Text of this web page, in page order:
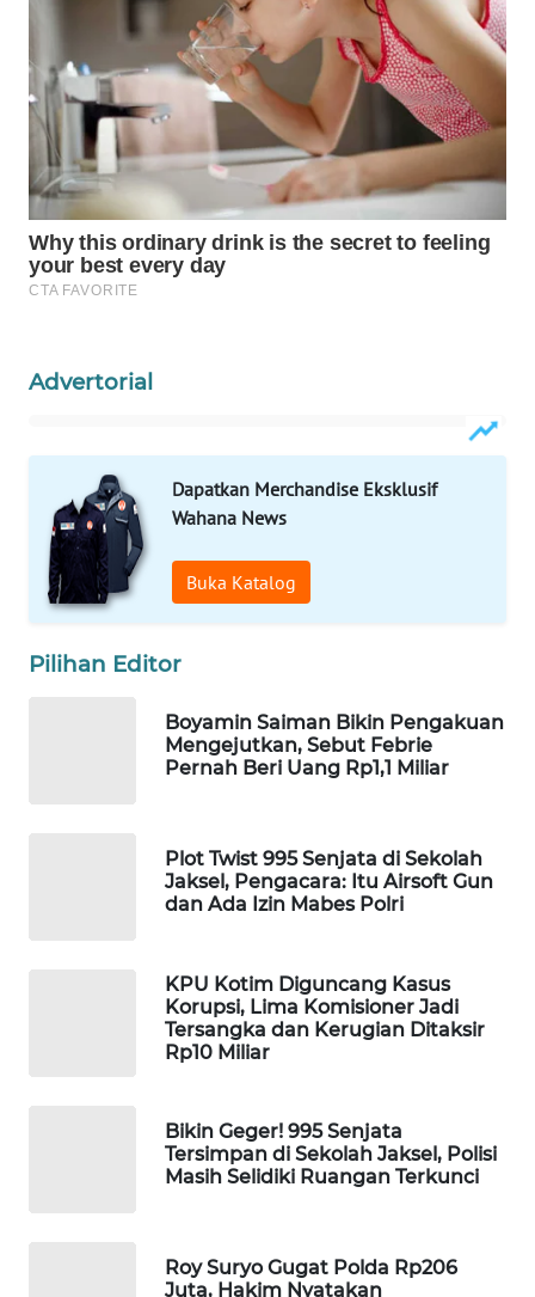
Advertorial
Dapatkan Merchandise Eksklusif
Wahana News
Buka Katalog
Pilihan Editor
Boyamin Saiman Bikin Pengakuan
Mengejutkan, Sebut Febrie
Pernah Beri Uang Rp1,1 Miliar
Plot Twist 995 Senjata di Sekolah
Jaksel, Pengacara: Itu Airsoft Gun
dan Ada Izin Mabes Polri
KPU Kotim Diguncang Kasus
Korupsi, Lima Komisioner Jadi
Tersangka dan Kerugian Ditaksir
Rp10 Miliar
Bikin Geger! 995 Senjata
Tersimpan di Sekolah Jaksel, Polisi
Masih Selidiki Ruangan Terkunci
Roy Suryo Gugat Polda Rp206
Juta, Hakim Nyatakan
WAHANA
INFRASTRUKTUR
WAHANA
KONSUMEN
WAHANA
LISTRIK
TRAVEL
TV
WAHANANEWS
ID
WAHANANEWS